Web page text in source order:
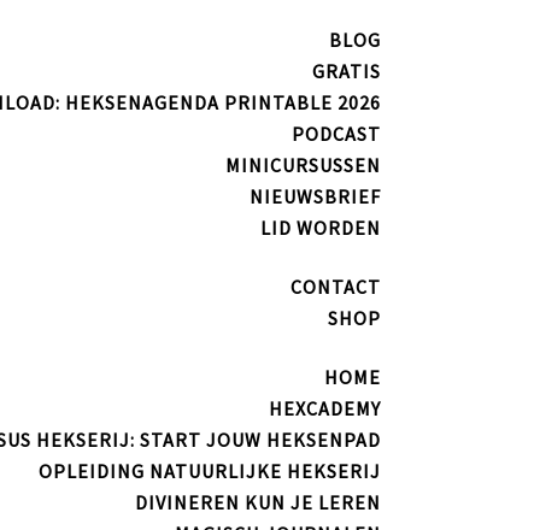
BLOG
GRATIS
HEKSENAGENDA PRINTABLE 2026
PODCAST
MINICURSUSSEN
NIEUWSBRIEF
LID WORDEN
CONTACT
SHOP
HOME
HEXCADEMY
HEKSERIJ: START JOUW HEKSENPAD
OPLEIDING NATUURLIJKE HEKSERIJ
DIVINEREN KUN JE LEREN